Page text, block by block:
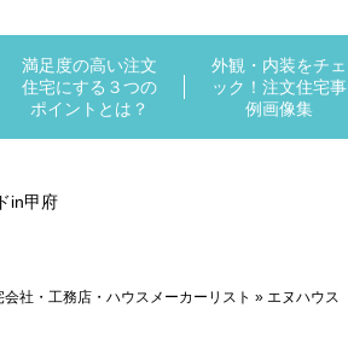
満足度の高い注文
住宅にする３つの
ポイントとは？
外観・内装をチェ
ック！注文住宅事
例画像集
会社・工務店・ハウスメーカーリスト » エヌハウス